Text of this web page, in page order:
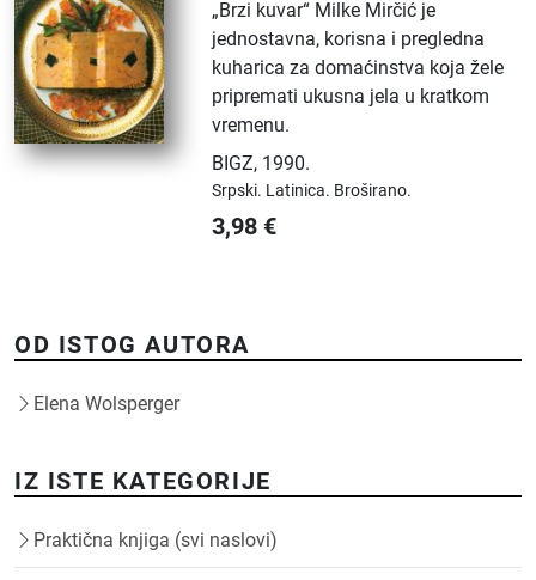
„Brzi kuvar“ Milke Mirčić je
jednostavna, korisna i pregledna
kuharica za domaćinstva koja žele
pripremati ukusna jela u kratkom
vremenu.
BIGZ, 1990.
Srpski. Latinica. Broširano.
3,98 €
OD ISTOG AUTORA
Elena Wolsperger
IZ ISTE KATEGORIJE
Praktična knjiga (svi naslovi)